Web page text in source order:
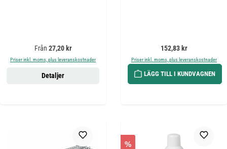
Ordinarie pris:
Från 27,20 kr
Priser inkl. moms, plus leveranskostnader
Detaljer
Ordinarie pris:
152,83 kr
Priser inkl. moms, plus leveranskostnader
LÄGG TILL I KUNDVAGNEN
%